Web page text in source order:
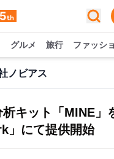
グルメ 旅行 ファッシ
ノビアス
析キット「MINE」
」にて提供開始